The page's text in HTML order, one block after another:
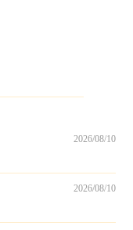
2026/08/10
2026/08/10